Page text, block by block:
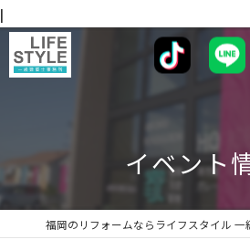
|
イベント